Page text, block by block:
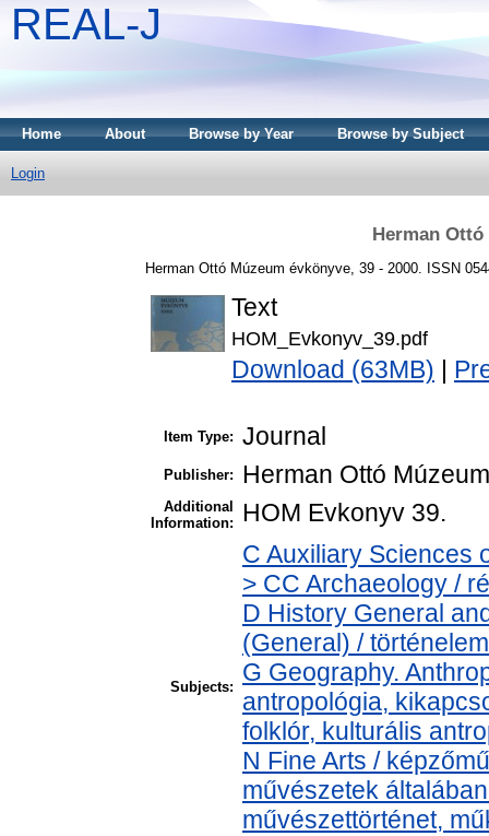
REAL-J
Home About Browse by Year Browse by Subject
Login
Herman Ottó
Herman Ottó Múzeum évkönyve, 39 - 2000. ISSN
Text
HOM_Evkonyv_39.pdf
Download (63MB)
Item Type: Journal
Publisher: Herman Ottó Múzeum
Additional
Information:
HOM Evkonyv 39.
Subjects:
C Auxiliary Sciences
> CC Archaeology /
D History General
(General) /
G Geography.
antropológia,
folklór, kulturális
N Fine Arts /
művészetek
művészettörténet,